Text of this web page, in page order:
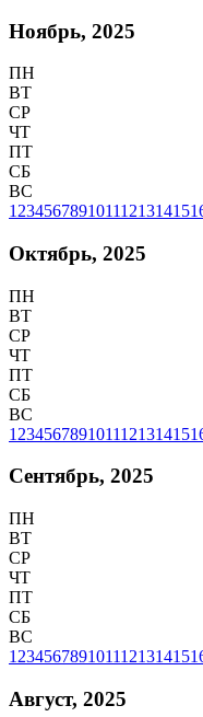
Ноябрь, 2025
ПН
ВТ
СР
ЧТ
ПТ
СБ
ВС
1 23456789101112131415
Октябрь, 2025
ПН
ВТ
СР
ЧТ
ПТ
СБ
ВС
1 23456789101112131415
Сентябрь, 2025
ПН
ВТ
СР
ЧТ
ПТ
СБ
ВС
1 23456789101112131415
Август, 2025